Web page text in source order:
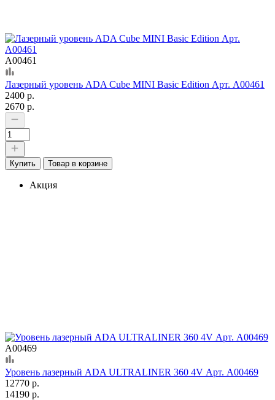
А00461
Лазерный уровень ADA Cube MINI Basic Edition Арт. А00461
2400 р.
2670 р.
Купить Товар в корзине
Акция
А00469
Уровень лазерный ADA ULTRALINER 360 4V Арт. А00469
12770 р.
14190 р.